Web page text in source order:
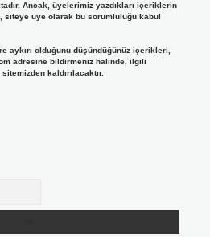
Ancak, üyelerimiz yazdıkları içeriklerin
siteye üye olarak bu sorumluluğu kabul
aykırı olduğunu düşündüğünüz içerikleri,
adresine bildirmeniz halinde, ilgili
kaldırılacaktır.